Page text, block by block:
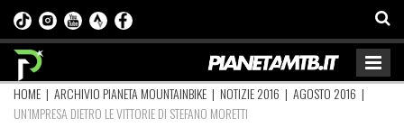
HOME | ARCHIVIO PIANETA MOUNTAINBIKE | NOTIZIE 2016 | AGOSTO 2016 |
UN’IMPRESA DIETRO LE VITTORIE DI STEFANO MORETTI